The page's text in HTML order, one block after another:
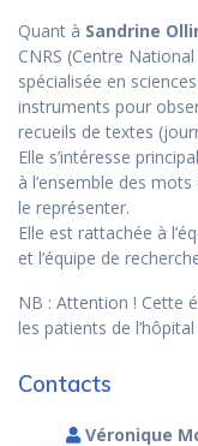
Quant à Sandrine
CNRS (Centre
spécialisée en
instruments pour
recueils de textes
Elle s’intéresse
à l’ensemble des
le représenter.
Elle est rattachée à
et l’équipe de
NB : Attention ! Cette
les patients de
Contacts
Véronique